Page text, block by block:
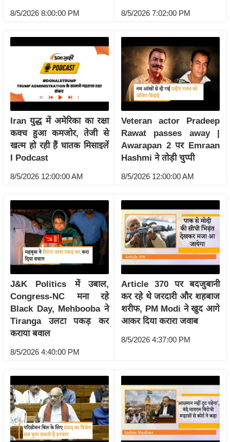
L
0
क्रा
इ
म
ई
-
पे
प
मि
सा
ल
बे
मि
सा
ल
श
ख्सि
य
त
ग
इं
डि
या
सा
8/5/2026 8:00:00 PM 8/5/2026 7:02:00 PM
Iran युद्ध में अमेरिका का रक्षा
कवच हुआ कमजोर, तेजी से
खत्म हो रही हैं घातक मिसाइलें
I Podcast
8/5/2026 12:00:00 AM
Veteran actor Pradeep
Rawat passes away |
Awarapan 2 पर Emraan
Hashmi ने तोड़ी चुप्पी
8/5/2026 12:00:00 AM
J&K Politics में उबाल,
Congress-NC मना रहे
Black Day, Mehbooba ने
Tiranga उलटा पकड़ कर
कराया बवाल
8/5/2026 4:40:00 PM
Article 370 पर बदजुबानी
कर रहे थे जरदारी और शहबाज
शरीफ, PM Modi ने खुद आगे
आकर दिया करारा जवाब
8/5/2026 4:37:00 PM